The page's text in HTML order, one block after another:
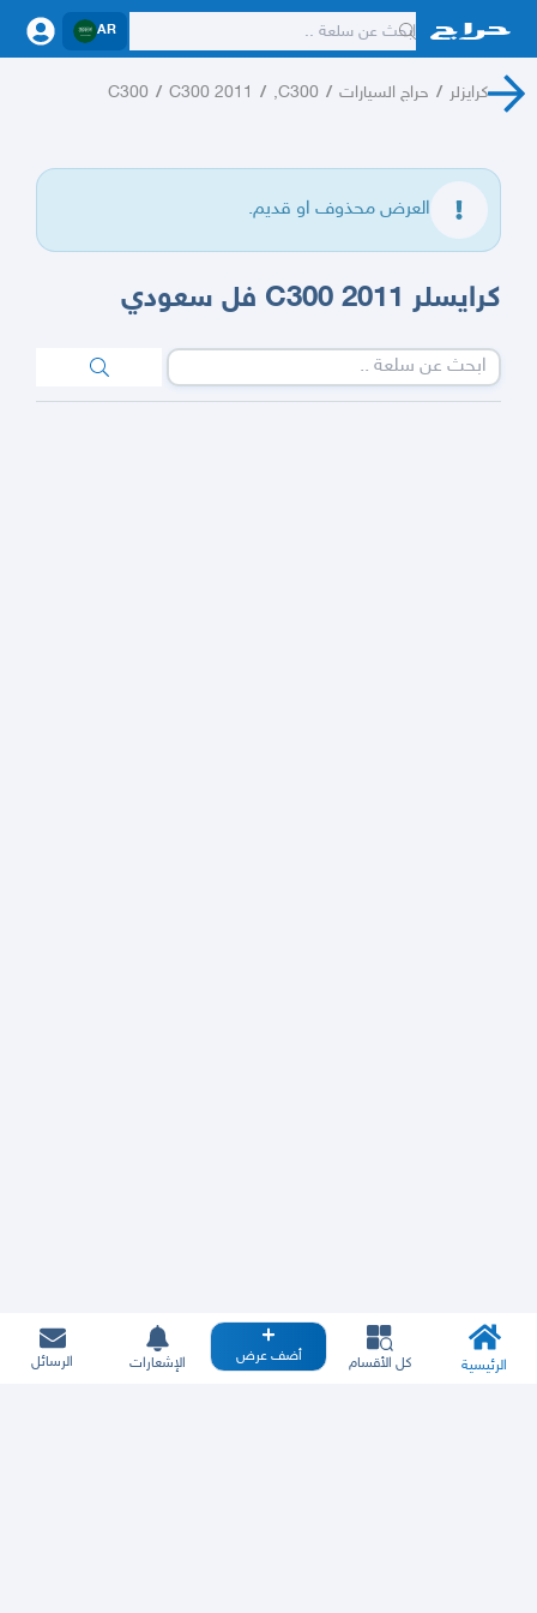
AR
كرايزلر / حراج السيارات /
C300,
/
C300 2011
/
C300
العرض محذوف او قديم.
كرايسلر 2011 C300 فل سعودي
الرئيسية كل الأقسام أضف عرض الإشعارات الرسائل